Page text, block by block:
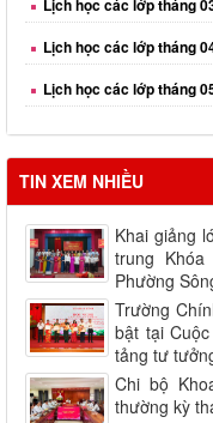
Lịch học các lớp tháng
Lịch học các lớp tháng
Lịch học các lớp tháng
Lịch học các lớp tháng
TIN XEM NHIỀU
Khai giảng
trung
Phường
Trường
bật tại
tảng tư
Chi bộ
thường kỳ